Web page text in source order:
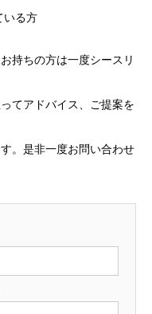
いる方
持ちの方は一度シースリ
てアドバイス、ご提案を
。是非一度お問い合わせ